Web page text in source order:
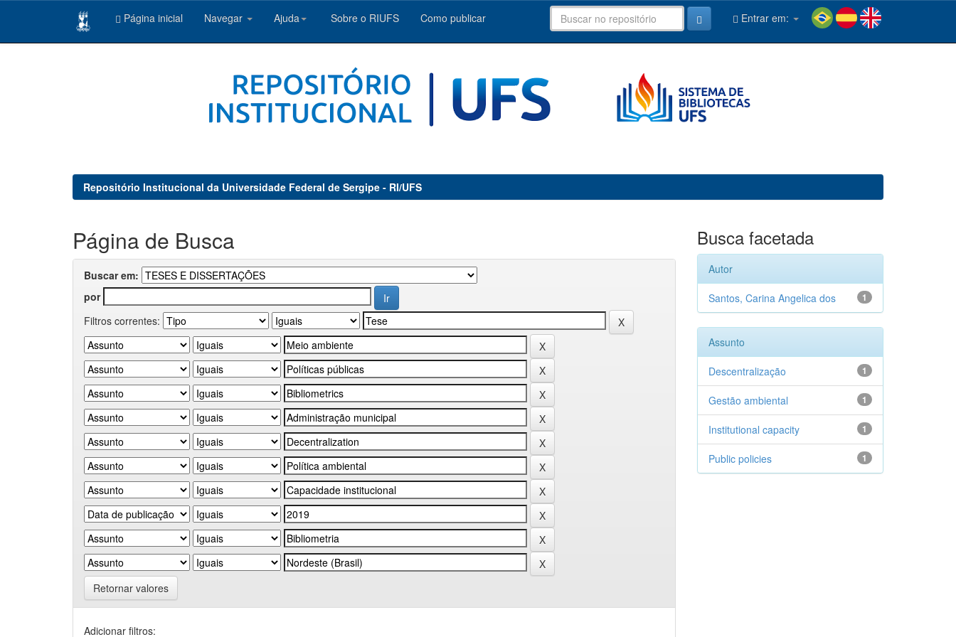
Página inicial Navegar Ajuda Sobre o RIUFS Como publicar Entrar em:
Repositório Institucional da Universidade Federal de Sergipe - RI/UFS
Página de Busca
Buscar em:
por
Filtros correntes:
Retornar valores
Adicionar filtros:
Busca facetada
Autor
1
Santos, Carina Angelica dos
Assunto
1
Descentralização
1
Gestão ambiental
1
Institutional capacity
1
Public policies